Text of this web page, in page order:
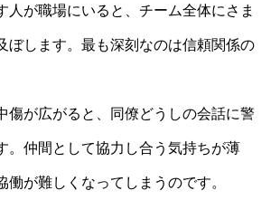
人が職場にいると、チーム全体にさま
ぼします。最も深刻なのは信頼関係の
傷が広がると、同僚どうしの会話に警
。仲間として協力し合う気持ちが薄
働が難しくなってしまうのです。